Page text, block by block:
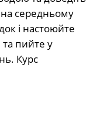
середньому
і настоюйте
та пийте у
Курс